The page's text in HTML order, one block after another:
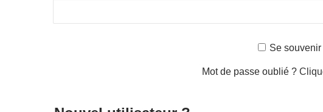
Se souvenir
Mot de passe oublié ?